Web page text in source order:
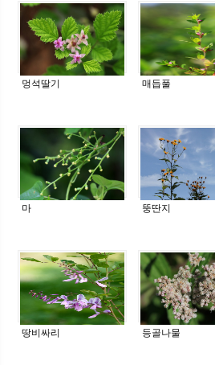
멍석딸기 매듭풀
마 뚱딴지
땅비싸리 등골나물